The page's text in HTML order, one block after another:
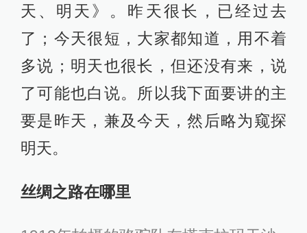
天、明天》。昨天很长，已经过去
了；今天很短，大家都知道，用不着
多说；明天也很长，但还没有来，说
了可能也白说。所以我下面要讲的主
要是昨天，兼及今天，然后略为窥探
明天。
丝绸之路在哪里